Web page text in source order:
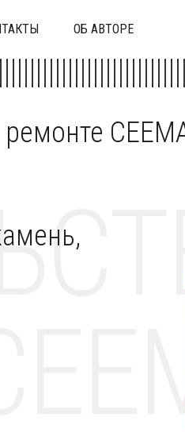
ОБ АВТОРЕ